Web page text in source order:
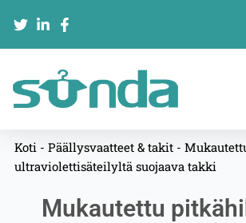
sisältöön
Koti - Päällysvaatteet & takit-
ultraviolettisäteilyltä suojaava takki
Mukautettu